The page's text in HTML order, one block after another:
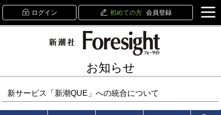
ログイン 初めての方 会員登録
お知らせ
新サービス「新潮QUE」への統合について